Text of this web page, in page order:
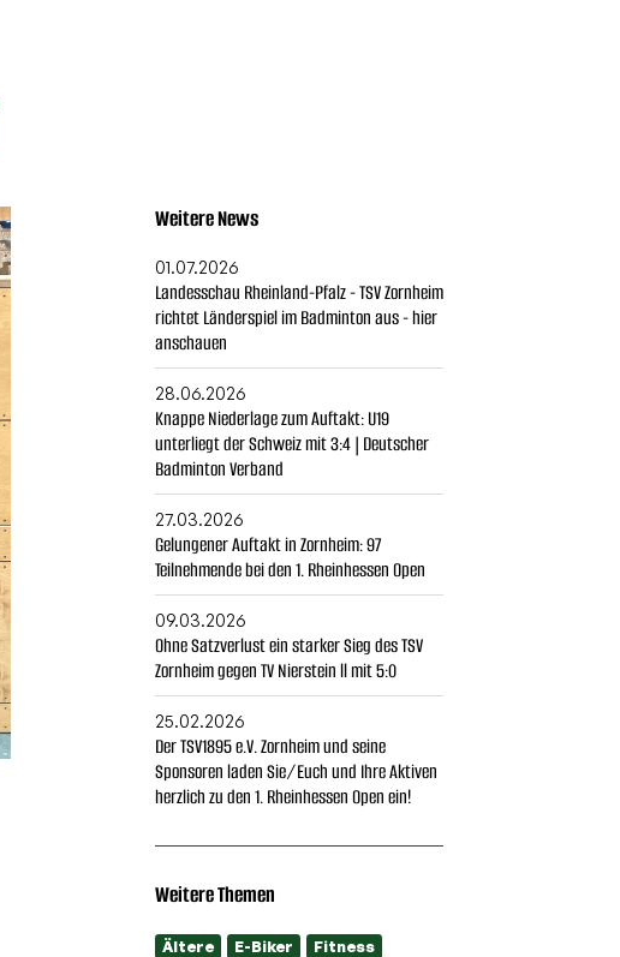
Weitere News
01.07.2026
Landesschau Rheinland-Pfalz - TSV Zornheim
richtet Länderspiel im Badminton aus - hier
anschauen
28.06.2026
Knappe Niederlage zum Auftakt: U19
unterliegt der Schweiz mit 3:4 | Deutscher
Badminton Verband
27.03.2026
Gelungener Auftakt in Zornheim: 97
Teilnehmende bei den 1. Rheinhessen Open
09.03.2026
Ohne Satzverlust ein starker Sieg des TSV
Zornheim gegen TV Nierstein ll mit 5:0
25.02.2026
Der TSV1895 e.V. Zornheim und seine
Sponsoren laden Sie/Euch und Ihre Aktiven
herzlich zu den 1. Rheinhessen Open ein!
Weitere Themen
Ältere E-Biker
Fitness